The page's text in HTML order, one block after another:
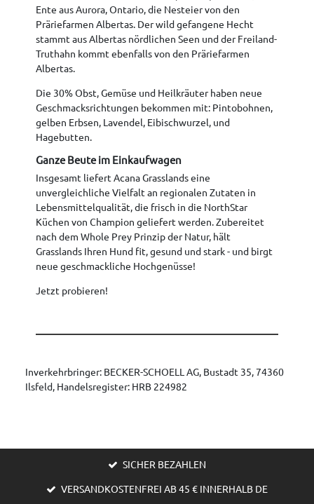
Ente aus Aurora, Ontario, die Nesteier von den
Präriefarmen Albertas. Der wild gefangene Hecht
stammt aus Albertas nördlichen Seen und der Freiland-
Truthahn kommt ebenfalls von den Präriefarmen
Albertas.
Die 30% Obst, Gemüse und Heilkräuter haben neue
Geschmacksrichtungen bekommen mit: Pintobohnen,
gelben Erbsen, Lavendel, Eibischwurzel, und
Hagebutten.
Ganze Beute im Einkaufwagen
Insgesamt liefert Acana Grasslands eine
unvergleichliche Vielfalt an regionalen Zutaten in
Lebensmittelqualität, die frisch in die NorthStar
Küchen von Champion geliefert werden. Zubereitet
nach dem Whole Prey Prinzip der Natur, hält
Grasslands Ihren Hund fit, gesund und stark - und birgt
neue geschmackliche Hochgenüsse!
Jetzt probieren!
Inverkehrbringer: BECKER-SCHOELL AG, Bustadt 35, 74360
Ilsfeld, Handelsregister: HRB 224982
SICHER BEZAHLEN
VERSANDKOSTENFREI AB 45 € INNERHALB DE